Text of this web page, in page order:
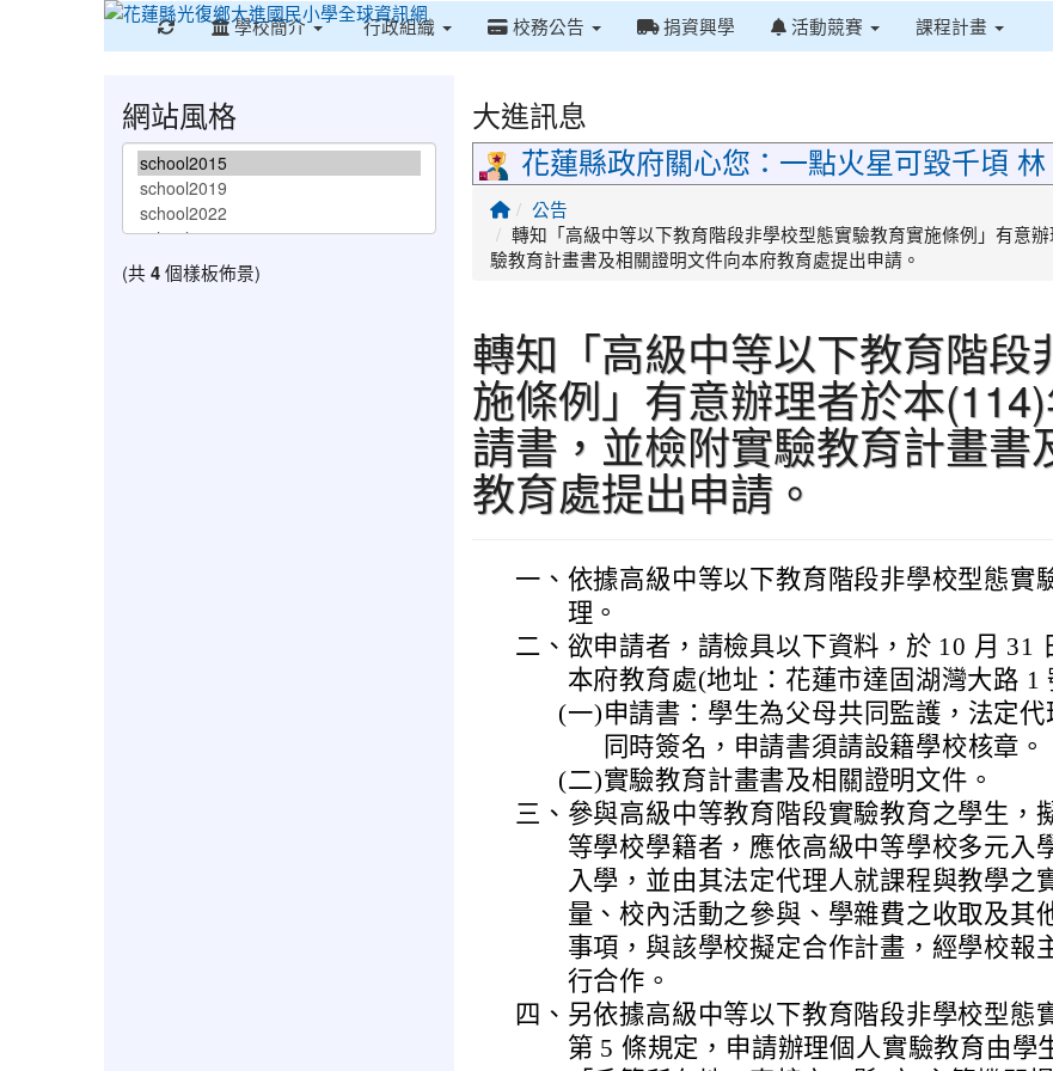
重新取得佈景設定
學校簡介 行政組織 校務公告 捐資興學 活動競賽 課程計畫
大進訊息
花蓮縣政府關心您：一點火星可毀千頃
回首頁
公告
轉知「高級中等以下教育階段非學校型態實驗教育實施條例」有意
驗教育計畫書及相關證明文件向本府教育處提出申請。
轉知「高級中等以下教育階
施條例」有意辦理者於本
請書，並檢附實驗教育計畫
教育處提出申請。
一、 依據高級中等以下教育階段非學校型態實
理。
二、 欲申請者，請檢具以下資料，於 10 月 31
本府教育處(地址：花蓮市達固湖灣大路 1
(一)申請書：學生為父母共同監護，法定
同時簽名，申請書須請設籍學校核章。
(二)實驗教育計畫書及相關證明文件。
三、 參與高級中等教育階段實驗教育之學生，
等學校學籍者，應依高級中等學校多元入
入學，並由其法定代理人就課程與教學之
量、校內活動之參與、學雜費之收取及其
事項，與該學校擬定合作計畫，經學校報
行合作。
四、 另依據高級中等以下教育階段非學校型態
第 5 條規定，申請辦理個人實驗教育由學
網站風格
(共 4個樣板佈景)